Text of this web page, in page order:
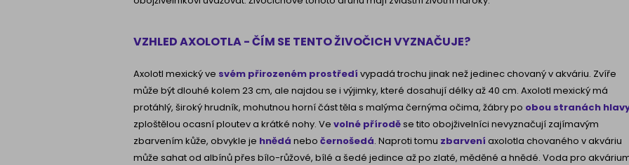
VZHLED AXOLOTLA - ČÍM SE TENTO ŽIVOČICH VYZNAČUJE?
Axolotl mexický ve svém přirozeném prostředí vypadá trochu jinak než jedinec chovaný v akváriu. Zvíře
může být dlouhé kolem 23 cm, ale najdou se i výjimky, které dosahují délky až 40 cm. Axolotl mexický má
protáhlý, široký hrudník, mohutnou horní část těla s malýma černýma očima, žábry po obou stranách
zploštělou ocasní ploutev a krátké nohy. Ve volné příroděse tito obojživelníci nevyznačují zajímavým
zbarvením kůže, obvykle je hnědá nebo černošedá. Naproti tomu zbarvení axolotla chovaného v akváriu
může sahat od albínů přes bílo-růžové, bílé a šedé jedince až po zlaté, měděné a hnědé. Voda pro